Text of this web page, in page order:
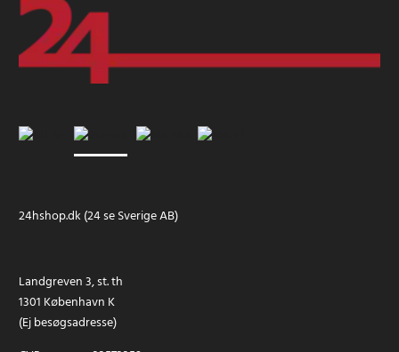
24hshop.dk (24 se Sverige AB)
Landgreven 3, st. th
1301 København K
(Ej besøgsadresse)